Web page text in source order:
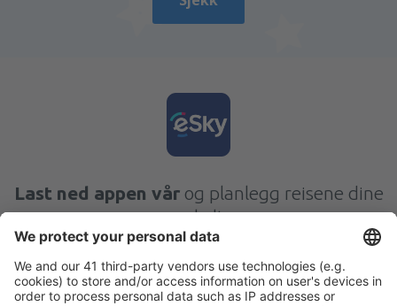
Last ned appen vår og planlegg reisene dine
enkelt